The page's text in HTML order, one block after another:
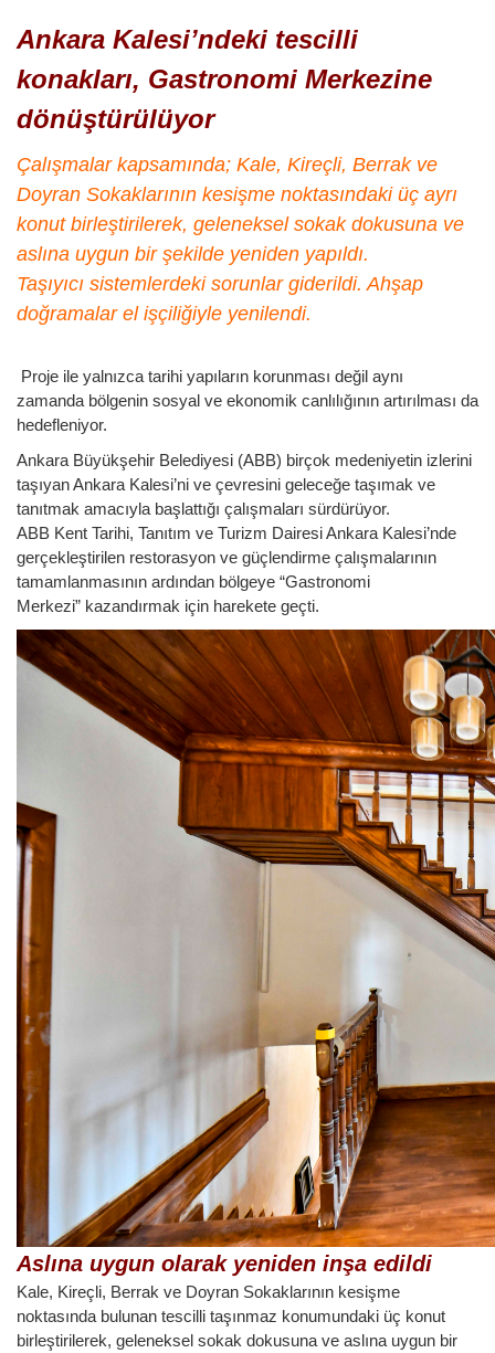
Ankara Kalesi’ndeki tescilli
konakları, Gastronomi Merkezine
dönüştürülüyor
Çalışmalar kapsamında; Kale, Kireçli, Berrak ve
Doyran Sokaklarının kesişme noktasındaki üç ayrı
konut birleştirilerek, geleneksel sokak dokusuna ve
aslına uygun bir şekilde yeniden yapıldı.
Taşıyıcı sistemlerdeki sorunlar giderildi. Ahşap
doğramalar el işçiliğiyle yenilendi.
Proje ile yalnızca tarihi yapıların korunması değil aynı
zamanda bölgenin sosyal ve ekonomik canlılığının artırılması da
hedefleniyor.
Ankara Büyükşehir Belediyesi (ABB) birçok medeniyetin izlerini
taşıyan Ankara Kalesi’ni ve çevresini geleceğe taşımak ve
tanıtmak amacıyla başlattığı çalışmaları sürdürüyor.
ABB Kent Tarihi, Tanıtım ve Turizm Dairesi Ankara Kalesi’nde
gerçekleştirilen restorasyon ve güçlendirme çalışmalarının
tamamlanmasının ardından bölgeye “Gastronomi
Merkezi” kazandırmak için harekete geçti.
Aslına uygun olarak yeniden inşa edildi
Kale, Kireçli, Berrak ve Doyran Sokaklarının kesişme
noktasında bulunan tescilli taşınmaz konumundaki üç konut
birleştirilerek, geleneksel sokak dokusuna ve aslına uygun bir